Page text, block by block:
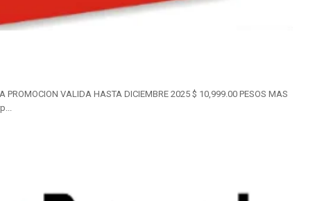
VALIDA HASTA DICIEMBRE 2025 $ 10,999.00 PESOS MAS